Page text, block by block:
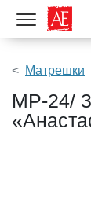
Показать
Матрешки
МР-24/